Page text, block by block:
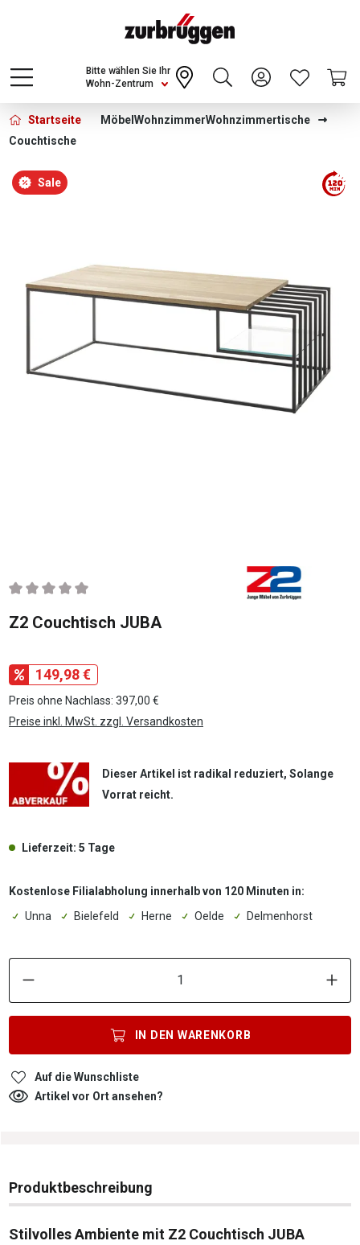
Choose a different country or region to see
content for your location and shop online
CONTINUE
Wohn-Zentrum
Bitte wählen Sie Ihr
Startseite Möbel WohnzimmerWohnzimmertische
Couchtische
Bildergalerie überspringen
Sale
Durchschnittliche Bewertung von 0 von 5 Sternen
Z2 Couchtisch JUBA
149,98 €
Preis ohne Nachlass: 397,00 €
Preise inkl. MwSt. zzgl. Versandkosten
Dieser Artikel ist radikal reduziert, Solange
Vorrat reicht.
Lieferzeit: 5 Tage
Kostenlose Filialabholung innerhalb von 120 Minuten in:
Unna
Bielefeld Herne Oelde Delmenhorst
IN DEN WARENKORB
Auf die Wunschliste
Artikel vor Ort ansehen?
Produktbeschreibung
Stilvolles Ambiente mit Z2 Couchtisch JUBA